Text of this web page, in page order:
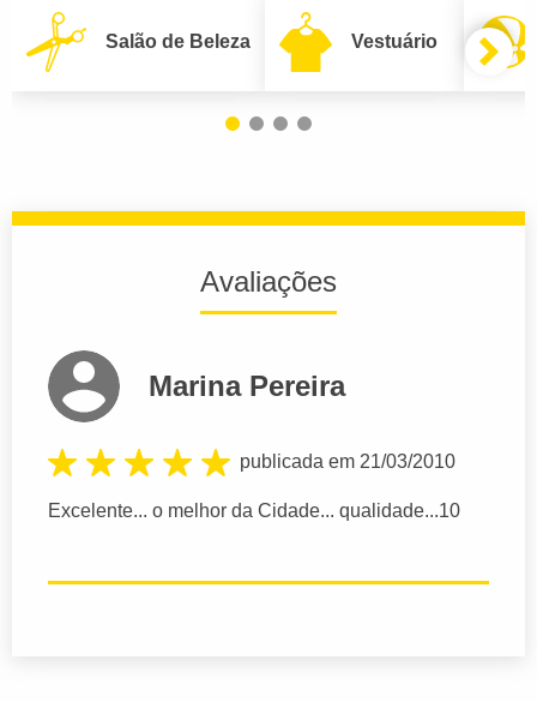
Salão de Beleza Vestuário
Avaliações
Marina Pereira
publicada em 21/03/2010
Excelente... o melhor da Cidade... qualidade...10